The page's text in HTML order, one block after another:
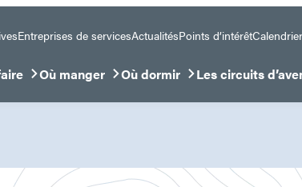
Entreprises de servicesActualitésPoints d’intérêt
Fermer le sous-menu
Où manger
Ouvrir/Fermer le sous-menu
Où dormir
Ouvrir/Fermer le sous-menu
Les circuits
Ouvrir/Fermer le